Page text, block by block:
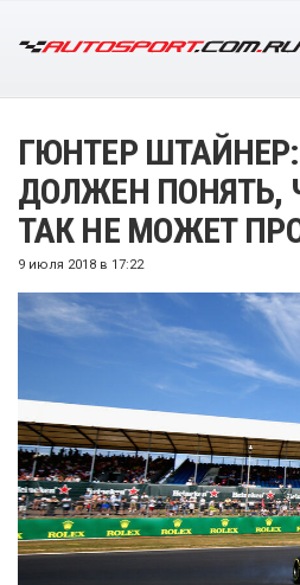
ГЮНТЕР
ДОЛЖЕН ПОНЯТЬ,
ТАК НЕ МОЖЕТ
9 июля 2018 в 17:22